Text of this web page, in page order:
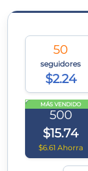
50
seguidores
$2.24
MÁS VENDIDO
500
$15.74
$6.61 Ahorra